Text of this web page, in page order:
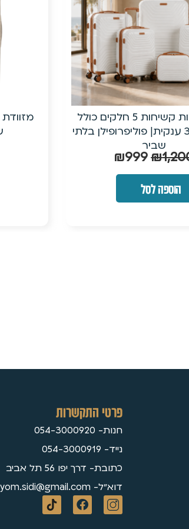
שמנת דגם מומלץ!
₪399
הוספה לסל
פרטי התקשרות
חנות- 054-3000920
נייד- 054-3000919
כתובת- דרך יפו 56 תל אביב
דוא״ל- yom.sidi@gmail.com